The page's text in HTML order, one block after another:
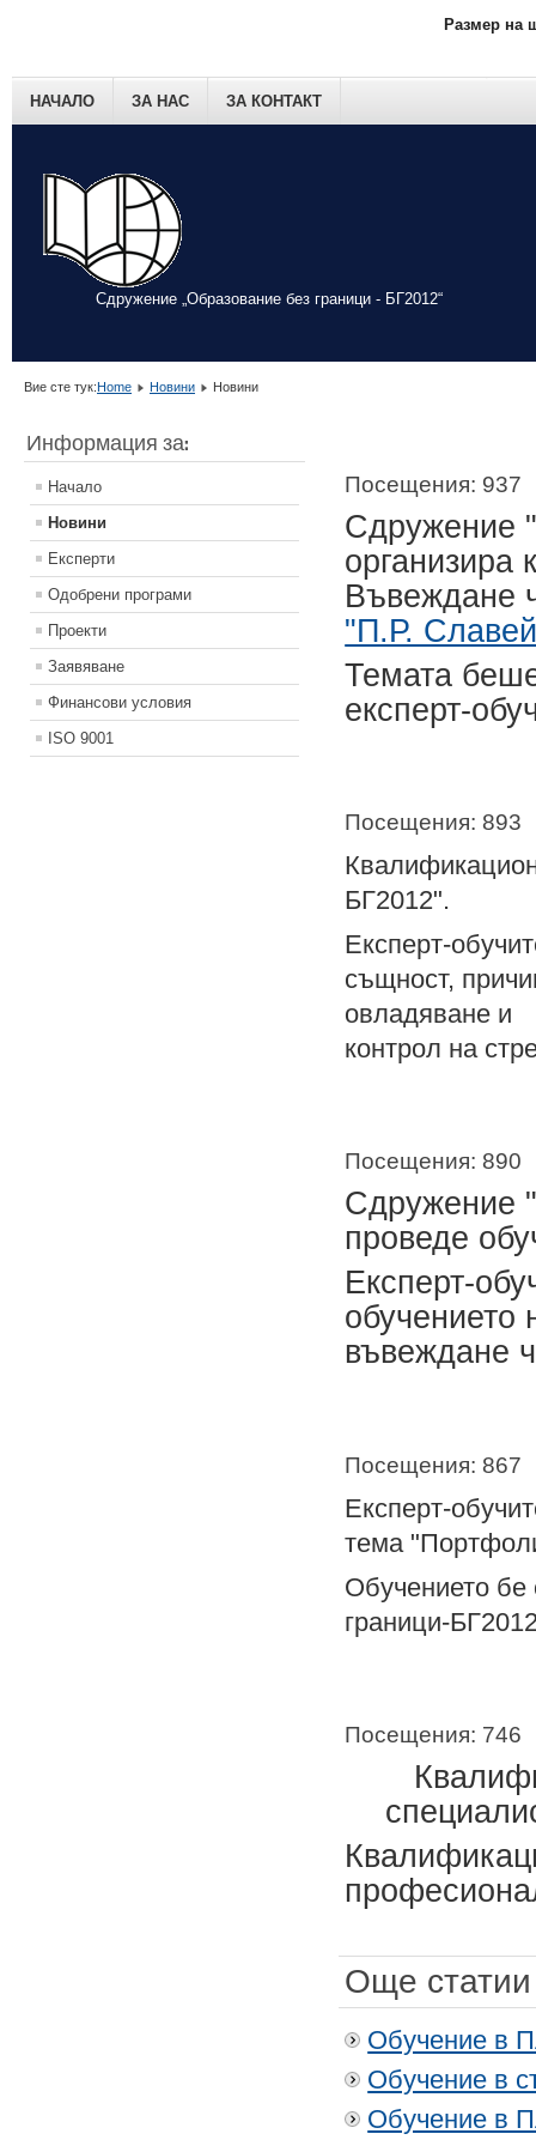
Сдружение „Образование без граници - БГ2012“
НАЧАЛО ЗА НАС ЗА КОНТАКТ
Размер на
Вие сте тук: Home Новини Новини
Информация за:
Начало
Новини
Експерти
Одобрени програми
Проекти
Заявяване
Финансови условия
ISO 9001
Посещения: 937
Сдружение
Въвеждане
"П.Р.
Темата
експерт-
Посещения: 893
БГ2012".
Експерт-
същност,
овладяване и
контрол на
Посещения: 890
Сдружение
проведе
Експерт-
въвеждане
Посещения: 867
Експерт-
тема
Обучението бе
граници-
Посещения: 746
Още
Обучение в
Обучение в
Обучение в